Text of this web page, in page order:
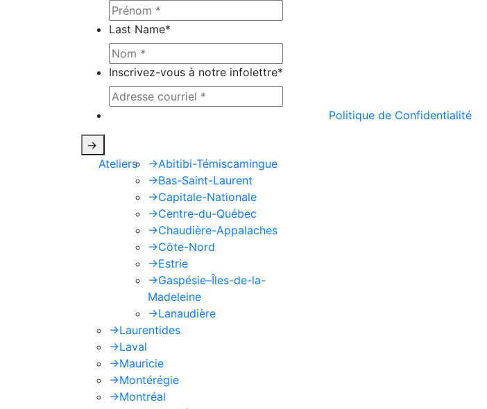
Last Name*
Inscrivez-vous à notre infolettre*
Politique de Confidentialité
->
Ateliers
->Abitibi-Témiscamingue
->Bas-Saint-Laurent
->Capitale-Nationale
->Centre-du-Québec
->Chaudière-Appalaches
->Côte-Nord
->Estrie
->Gaspésie–Îles-de-la-
Madeleine
->Lanaudière
->Laurentides
->Laval
->Mauricie
->Montérégie
->Montréal